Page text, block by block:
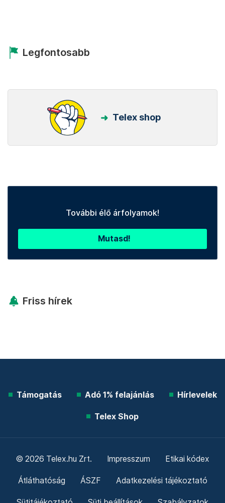
Legfontosabb
Telex shop
További élő árfolyamok!
Mutasd!
Friss hírek
Támogatás Adó 1% felajánlás Hírlevelek
Telex Shop
© 2026 Telex.hu Zrt. Impresszum Etikai kódex
Átláthatóság ÁSZF Adatkezelési tájékoztató